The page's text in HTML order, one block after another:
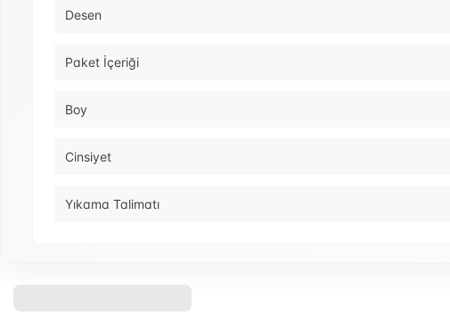
Desen
Paket İçeriği
Boy
Cinsiyet
Yıkama Talimatı